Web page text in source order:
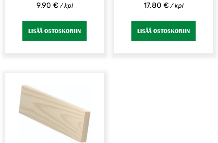
9,90 €/ kpl
LISÄÄ OSTOSKORIIN
17,80 € / kpl
LISÄÄ OSTOSKORIIN